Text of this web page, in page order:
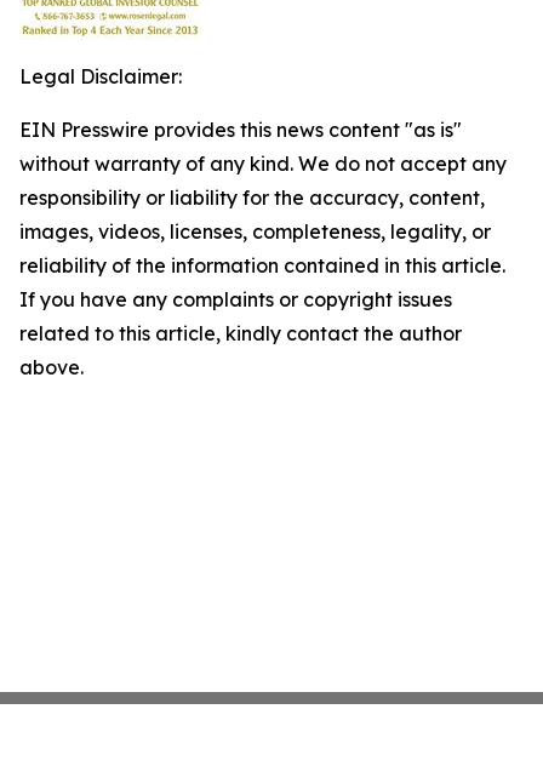
Legal Disclaimer:
EIN Presswire provides this news content "as is"
without warranty of any kind. We do not accept any
responsibility or liability for the accuracy, content,
images, videos, licenses, completeness, legality, or
reliability of the information contained in this article.
If you have any complaints or copyright issues
related to this article, kindly contact the author
above.